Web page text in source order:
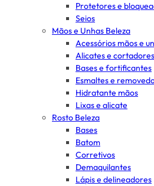
Protetores e
Seios
Mãos e Unhas Beleza
Acessórios mãos e
Alicates e cortadores
Bases e fortificantes
Esmaltes e
Hidratante mãos
Lixas e alicate
Rosto Beleza
Bases
Batom
Corretivos
Demaquilantes
Lápis e delineadores